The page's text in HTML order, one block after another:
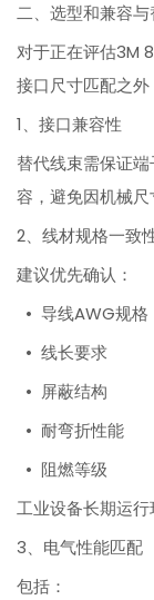
二、选型和兼容
对于正在评估3M
接口尺寸匹配之
1、接口兼容性
替代线束需保证
容，避免因机械尺
2、线材规格一致
建议优先确认：
• 导线AWG规格
• 线长要求
• 屏蔽结构
• 耐弯折性能
• 阻燃等级
工业设备长期运行
3、电气性能匹配
包括：